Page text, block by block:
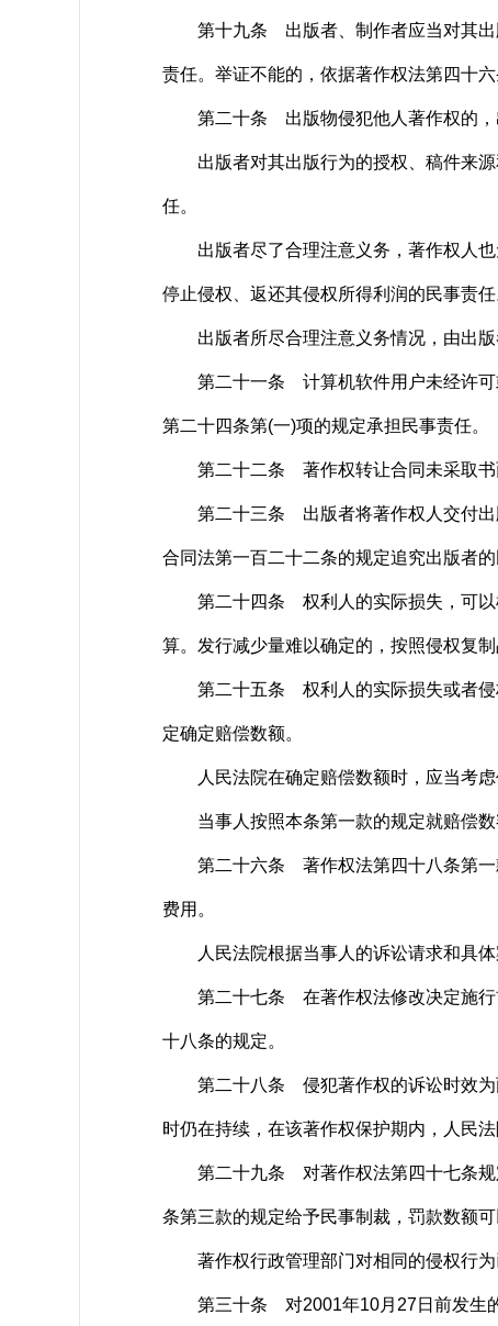
第十九条 出版者、制作者应当对其出版
责任。举证不能的，依据著作权法第四十
第二十条 出版物侵犯他人著作权的，出
出版者对其出版行为的授权、稿件来源
任。
出版者尽了合理注意义务，著作权人也
停止侵权、返还其侵权所得利润的民事责任
出版者所尽合理注意义务情况，由出版
第二十一条 计算机软件用户未经许可或
第二十四条第(一)项的规定承担民事责任。
第二十二条 著作权转让合同未采取书面
第二十三条 出版者将著作权人交付出版
合同法第一百二十二条的规定追究出版者的
第二十四条 权利人的实际损失，可以根
算。发行减少量难以确定的，按照侵权复制
第二十五条 权利人的实际损失或者侵权
定确定赔偿数额。
人民法院在确定赔偿数额时，应当考虑
当事人按照本条第一款的规定就赔偿数
第二十六条 著作权法第四十八条第一款
费用。
人民法院根据当事人的诉讼请求和具体
第二十七条 在著作权法修改决定施行前
十八条的规定。
第二十八条 侵犯著作权的诉讼时效为两
时仍在持续，在该著作权保护期内，人民
第二十九条 对著作权法第四十七条规定
条第三款的规定给予民事制裁，罚款数额
著作权行政管理部门对相同的侵权行为
第三十条 对2001年10月27日前发生的